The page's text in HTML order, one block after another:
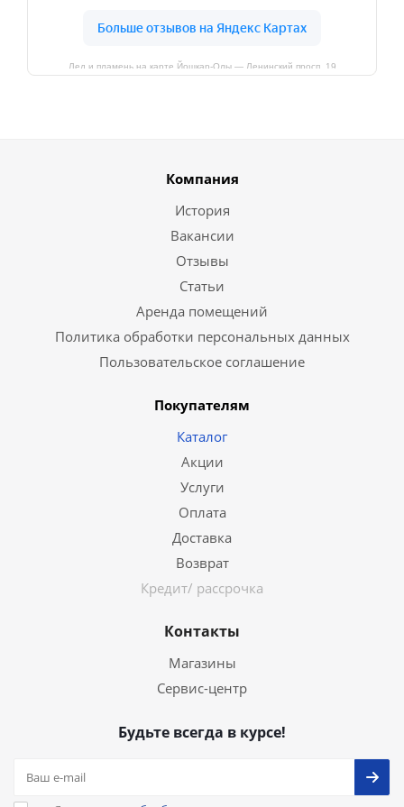
Лед и пламень на карте Йошкар‑Олы — Ленинский просп.,19
Компания
История
Вакансии
Отзывы
Статьи
Аренда помещений
Политика обработки персональных данных
Пользовательское соглашение
Покупателям
Каталог
Акции
Услуги
Оплата
Доставка
Возврат
Кредит/ рассрочка
Контакты
Магазины
Сервис-центр
Будьте всегда в курсе!